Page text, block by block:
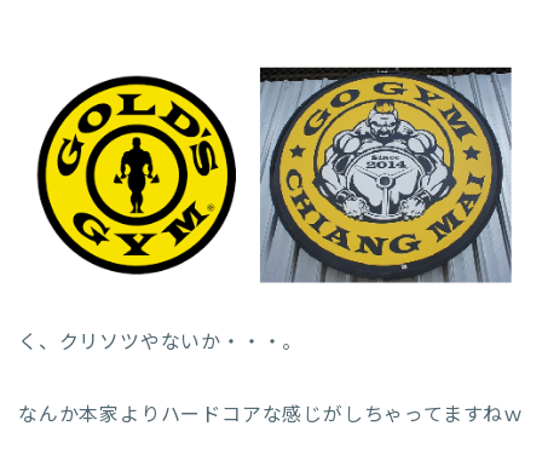
く、クリソツやないか・・・。
なんか本家よりハードコアな感じがしちゃってますねｗ